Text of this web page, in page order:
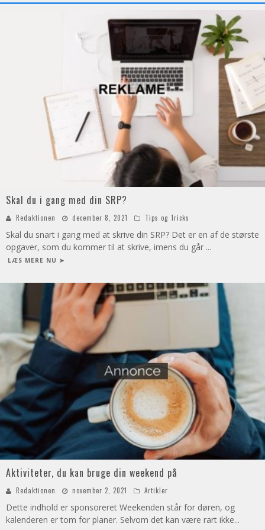
Skal du i gang med din SRP?
Redaktionen december 8, 2021 Tips og Tricks
Skal du snart i gang med at skrive din SRP? Det er en af de største
opgaver, som du kommer til at skrive, imens du går ...
LÆS MERE NU ➤
Aktiviteter, du kan bruge din weekend på
Redaktionen november 2, 2021 Artikler
Dette indhold er sponsoreret Weekenden står for døren, og
kalenderen er tom for planer. Selvom det kan være rart ikke...